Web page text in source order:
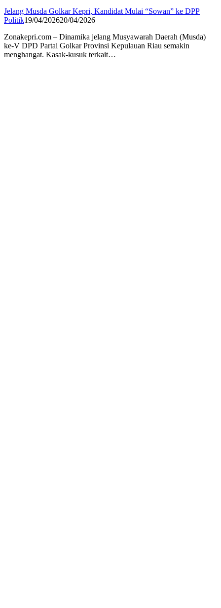
Jelang Musda Golkar Kepri, Kandidat Mulai “Sowan” ke DPP
Politik19/04/202620/04/2026
Zonakepri.com – Dinamika jelang Musyawarah Daerah (Musda)
ke-V DPD Partai Golkar Provinsi Kepulauan Riau semakin
menghangat. Kasak-kusuk terkait…